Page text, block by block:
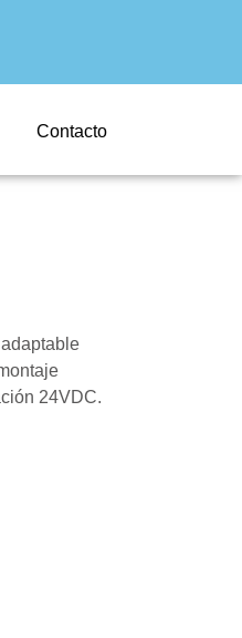
Contacto
24VDC.